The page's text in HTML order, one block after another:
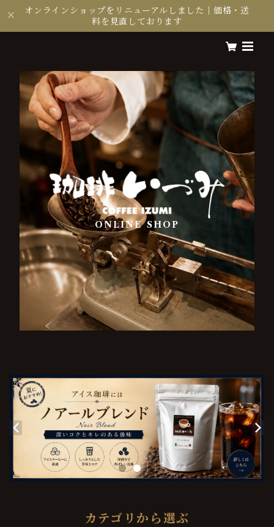
オンラインショップをリニューアルしました｜価格・送
料を見直しております
ONLINE SHOP
カテゴリから選ぶ